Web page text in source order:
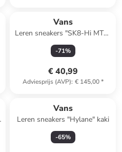
Vans
Leren sneakers "SK8-Hi MTE-
2" zwart
-71%
€ 40,99
Adviesprijs (AVP): € 145,00*
Vans
Leren sneakers "Hylane" kaki
-65%